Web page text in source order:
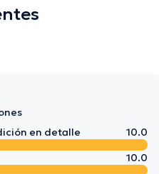
en detalle
10.0
10.0